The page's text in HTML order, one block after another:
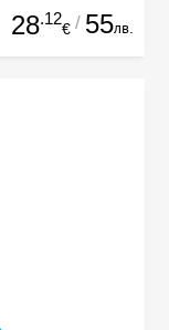
28.12
€ / 55лв.